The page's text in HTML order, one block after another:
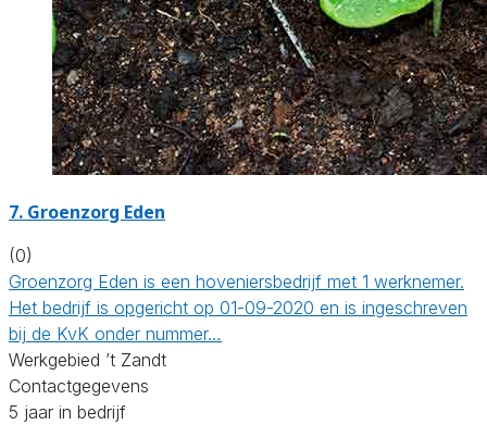
7. Groenzorg Eden
(0)
Groenzorg Eden is een hoveniersbedrijf met 1 werknemer.
Het bedrijf is opgericht op 01-09-2020 en is ingeschreven
bij de KvK onder nummer…
Werkgebied ’t Zandt
Contactgegevens
5 jaar in bedrijf